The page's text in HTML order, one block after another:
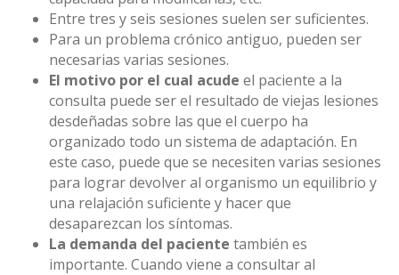
Entre tres y seis sesiones suelen ser suficientes.
Para un problema crónico antiguo, pueden ser
necesarias varias sesiones.
El motivo por el cual acude el paciente a la
consulta puede ser el resultado de viejas lesiones
desdeñadas sobre las que el cuerpo ha
organizado todo un sistema de adaptación. En
este caso, puede que se necesiten varias sesiones
para lograr devolver al organismo un equilibrio y
una relajación suficiente y hacer que
desaparezcan los síntomas.
La demanda del paciente también es
importante. Cuando viene a consultar al